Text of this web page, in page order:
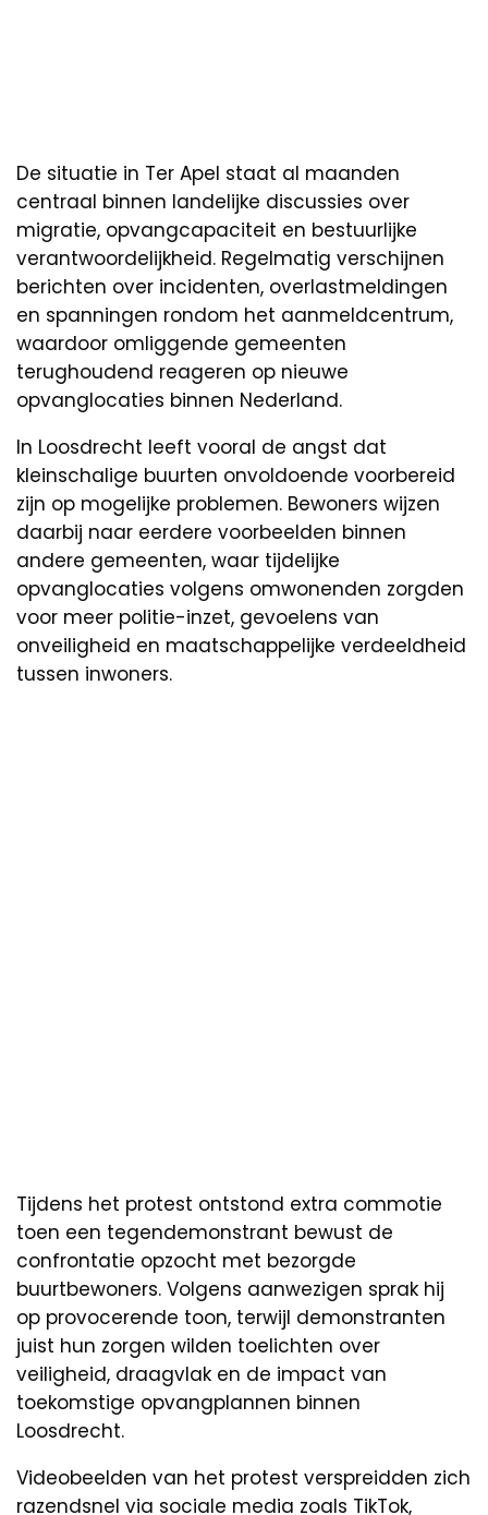
De situatie in Ter Apel staat al maanden
centraal binnen landelijke discussies over
migratie, opvangcapaciteit en bestuurlijke
verantwoordelijkheid. Regelmatig verschijnen
berichten over incidenten, overlastmeldingen
en spanningen rondom het aanmeldcentrum,
waardoor omliggende gemeenten
terughoudend reageren op nieuwe
opvanglocaties binnen Nederland.
In Loosdrecht leeft vooral de angst dat
kleinschalige buurten onvoldoende voorbereid
zijn op mogelijke problemen. Bewoners wijzen
daarbij naar eerdere voorbeelden binnen
andere gemeenten, waar tijdelijke
opvanglocaties volgens omwonenden zorgden
voor meer politie-inzet, gevoelens van
onveiligheid en maatschappelijke verdeeldheid
tussen inwoners.
Tijdens het protest ontstond extra commotie
toen een tegendemonstrant bewust de
confrontatie opzocht met bezorgde
buurtbewoners. Volgens aanwezigen sprak hij
op provocerende toon, terwijl demonstranten
juist hun zorgen wilden toelichten over
veiligheid, draagvlak en de impact van
toekomstige opvangplannen binnen
Loosdrecht.
Videobeelden van het protest verspreidden zich
razendsnel via sociale media zoals TikTok,